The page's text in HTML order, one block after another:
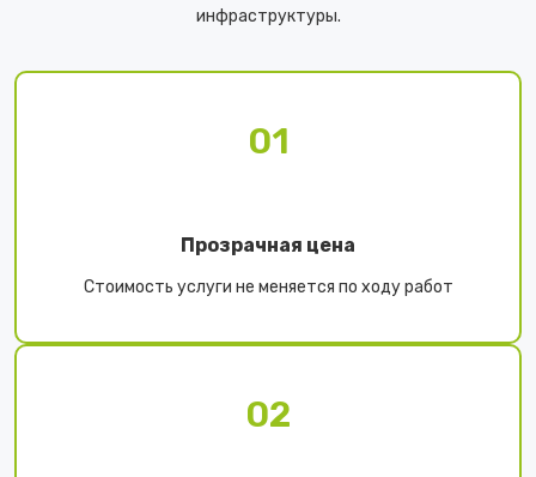
инфраструктуры.
01
Прозрачная цена
Стоимость услуги не меняется по ходу работ
02